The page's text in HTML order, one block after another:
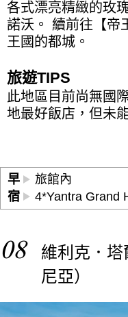
各式漂亮精緻的玫
諾沃。 續前往【帝
王國的都城。
旅遊TIPS
此地區目前尚無國
地最好飯店，但未
早 旅館內
宿
4*Yantra Grand
08
維利克．
尼亞）